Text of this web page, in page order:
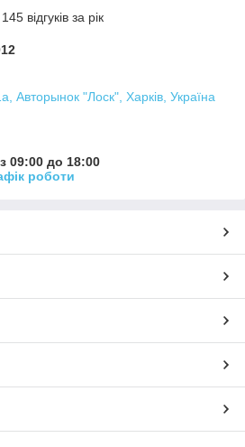
відгуків за рік
Авторынок "Лоск", Харків, Україна
09:00 до 18:00
роботи